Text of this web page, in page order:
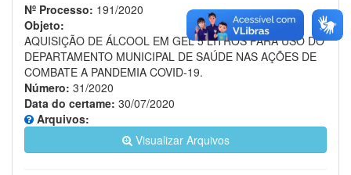
Nº Processo: 191/2020
Objeto:
AQUISIÇÃO DE ÁLCOOL EM GEL 5 LITROS PARA USO DO
DEPARTAMENTO MUNICIPAL DE SAÚDE NAS AÇÕES DE
COMBATE A PANDEMIA COVID-19.
Número: 31/2020
Data do certame: 30/07/2020
Arquivos:
Visualizar Arquivos